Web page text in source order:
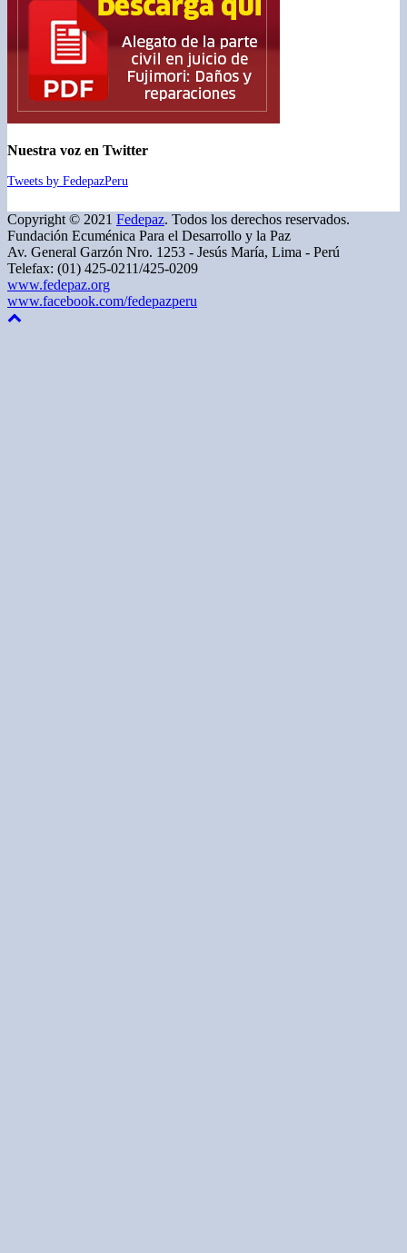
Nuestra voz en Twitter
Tweets by FedepazPeru
Copyright © 2021 Fedepaz. Todos los derechos reservados.
Fundación Ecuménica Para el Desarrollo y la Paz
Av. General Garzón Nro. 1253 - Jesús María, Lima - Perú
Telefax: (01) 425-0211/425-0209
www.fedepaz.org
www.facebook.com/fedepazperu